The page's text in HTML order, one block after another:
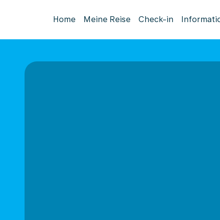
Home Meine Reise Check-in